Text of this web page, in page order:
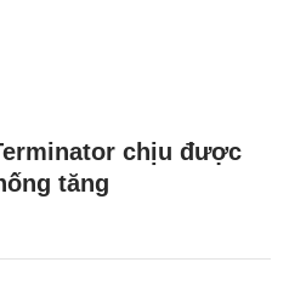
chịu được
tăng